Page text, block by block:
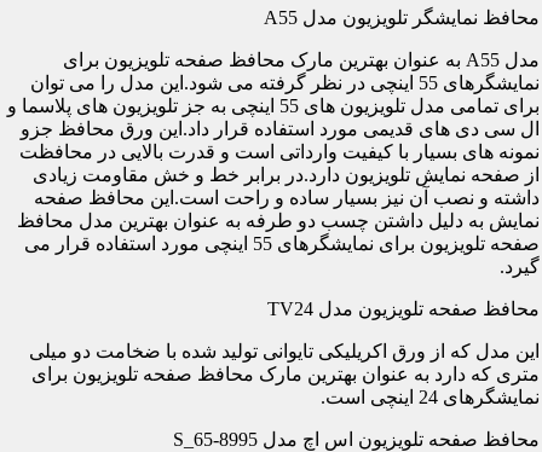
محافظ نمایشگر تلویزیون مدل A55
مدل A55 به عنوان بهترین مارک محافظ صفحه تلویزیون برای
نمایشگرهای 55 اینچی در نظر گرفته می شود.این مدل را می توان
برای تمامی مدل تلویزیون های 55 اینچی به جز تلویزیون های پلاسما و
ال سی دی های قدیمی مورد استفاده قرار داد.این ورق محافظ جزو
نمونه های بسیار با کیفیت وارداتی است و قدرت بالایی در محافظت
از صفحه نمایش تلویزیون دارد.در برابر خط و خش مقاومت زیادی
داشته و نصب آن نیز بسیار ساده و راحت است.این محافظ صفحه
نمایش به دلیل داشتن چسب دو طرفه به عنوان بهترین مدل محافظ
صفحه تلویزیون برای نمایشگرهای 55 اینچی مورد استفاده قرار می
گیرد.
محافظ صفحه تلویزیون مدل TV24
این مدل که از ورق اکریلیکی تایوانی تولید شده با ضخامت دو میلی
متری که دارد به عنوان بهترین مارک محافظ صفحه تلویزیون برای
نمایشگرهای 24 اینچی است.
محافظ صفحه تلویزیون اس اچ مدل S_65-8995